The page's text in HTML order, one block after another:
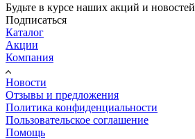
Будьте в курсе наших акций и новостей
Подписаться
Каталог
Акции
Компания
Новости
Отзывы и предложения
Политика конфиденциальности
Пользовательское соглашение
Помощь